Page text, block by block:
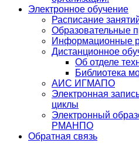
Электронное обучение
Расписание
Образовательные
Информационные
Дистанционное
Об отделе
Библиотека
АИС ИГМАПО
Электронная
циклы
Электронный
РМАНПО
Обратная связь